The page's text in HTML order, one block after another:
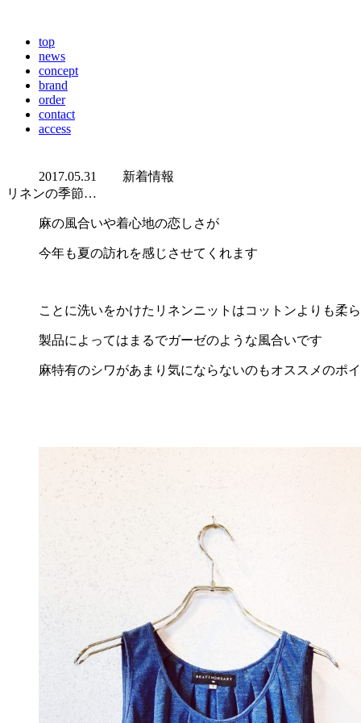
top
news
concept
brand
order
contact
access
2017.05.31
新着情報
リネンの季節…
麻の風合いや着心地の恋しさが
今年も夏の訪れを感じさせてくれます
ことに洗いをかけたリネンニットはコットンよりも柔
製品によってはまるでガーゼのような風合いです
麻特有のシワがあまり気にならないのもオススメのポ